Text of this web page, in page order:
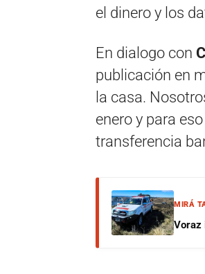
el dinero y los
En dialogo con
publicación en
la casa.
enero y para
transferencia
MIRÁ
Voraz